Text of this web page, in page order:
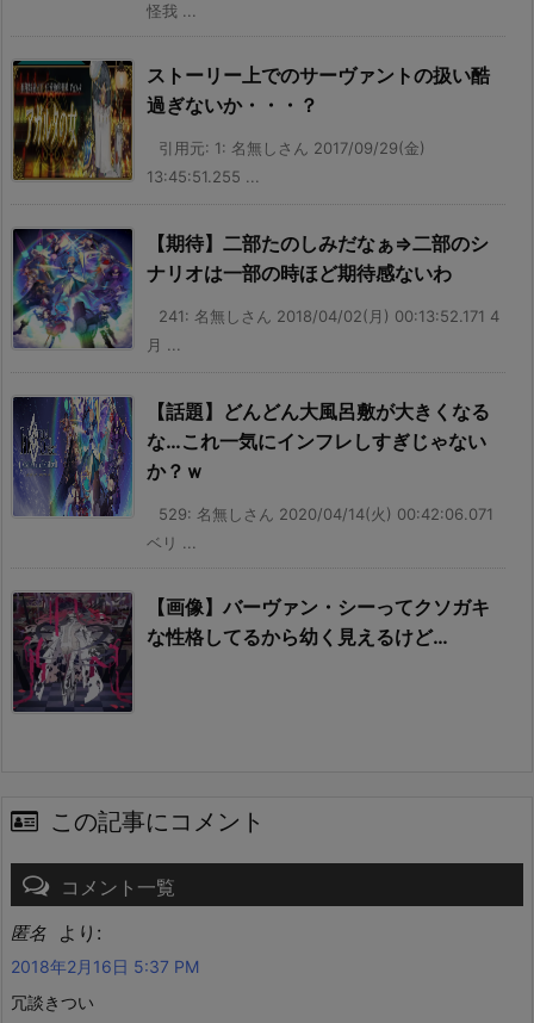
怪我 ...
ストーリー上でのサーヴァントの扱い酷
過ぎないか・・・？
引用元: 1: 名無しさん 2017/09/29(金)
13:45:51.255 ...
【期待】二部たのしみだなぁ⇒二部のシ
ナリオは一部の時ほど期待感ないわ
241: 名無しさん 2018/04/02(月) 00:13:52.171 4
月 ...
【話題】どんどん大風呂敷が大きくなる
な…これ一気にインフレしすぎじゃない
か？ｗ
529: 名無しさん 2020/04/14(火) 00:42:06.071
ベリ ...
【画像】バーヴァン・シーってクソガキ
な性格してるから幼く見えるけど…
この記事にコメント
コメント一覧
匿名 より:
2018年2月16日 5:37 PM
冗談きつい